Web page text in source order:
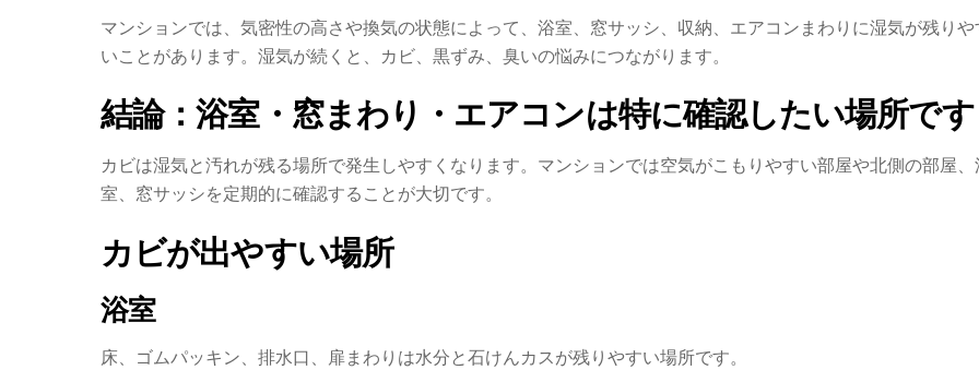
マンションでは、気密性の高さや換気の状態によって、浴室、窓サッシ、収納、エアコンまわりに湿気が残りや
いことがあります。湿気が続くと、カビ、黒ずみ、臭いの悩みにつながります。
結論：浴室・窓まわり・エアコンは特に確認したい場所です
カビは湿気と汚れが残る場所で発生しやすくなります。マンションでは空気がこもりやすい部屋や北側の部屋、
室、窓サッシを定期的に確認することが大切です。
カビが出やすい場所
浴室
床、ゴムパッキン、排水口、扉まわりは水分と石けんカスが残りやすい場所です。